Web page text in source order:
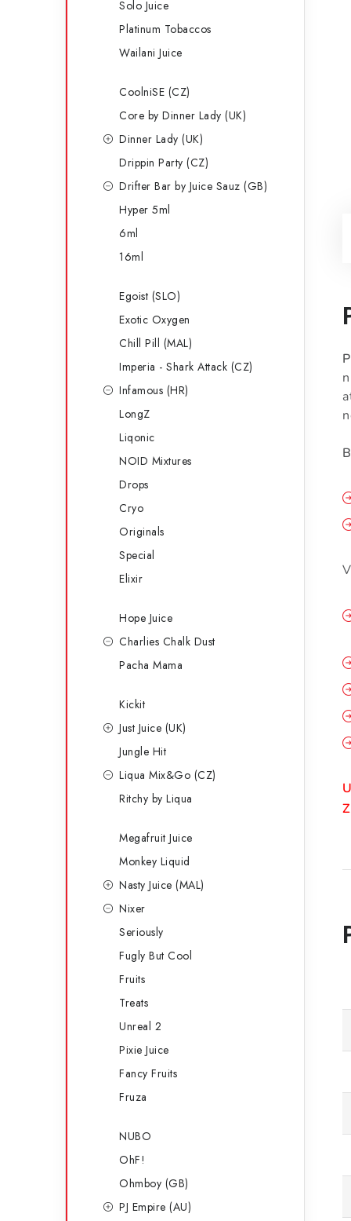
Solo Juice
Platinum Tobaccos
Wailani Juice
CoolniSE (CZ)
Core by Dinner Lady (UK)
Dinner Lady (UK)
Drippin Party (CZ)
Drifter Bar by Juice Sauz (GB)
Hyper 5ml
6ml
16ml
Egoist (SLO)
Exotic Oxygen
Chill Pill (MAL)
Imperia - Shark Attack (CZ)
Infamous (HR)
LongZ
Liqonic
NOID Mixtures
Drops
Cryo
Originals
Special
Elixir
Hope Juice
Charlies Chalk Dust
Pacha Mama
Kickit
Just Juice (UK)
Jungle Hit
Liqua Mix&Go (CZ)
Ritchy by Liqua
Megafruit Juice
Monkey Liquid
Nasty Juice (MAL)
Nixer
Seriously
Fugly But Cool
Fruits
Treats
Unreal 2
Pixie Juice
Fancy Fruits
Fruza
NUBO
OhF!
Ohmboy (GB)
PJ Empire (AU)